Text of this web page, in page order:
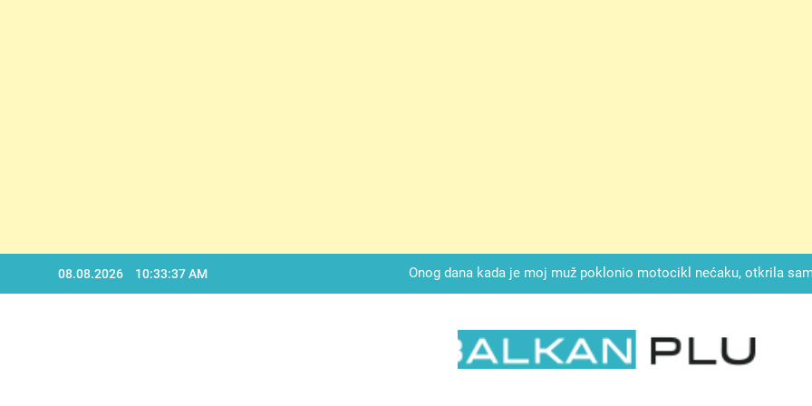
08.08.2026 10:33:38 AM
Onog dana kada je moj muž poklonio motocikl nećaku, otkrila
SAM ČAŠU: BIO JE SIN ŽENE ZA KOJU SU
Dok mi je svekrva čupala infuziju i šaptala da umrem kako bi se
nije znala da je ispod zavoja ostao gumb koji je snimao svaku